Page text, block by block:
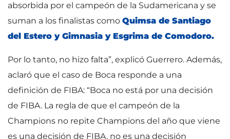
absorbida por el campeón de la Sudamericana y se
suman a los finalistas como Quimsa de Santiago
del Estero y Gimnasia y Esgrima de Comodoro.
Por lo tanto, no hizo falta”, explicó Guerrero. Además,
aclaró que el caso de Boca responde a una
definición de FIBA: “Boca no está por una decisión
de FIBA. La regla de que el campeón de la
Champions no repite Champions del año que viene
es una decisión de FIBA, no es una decisión